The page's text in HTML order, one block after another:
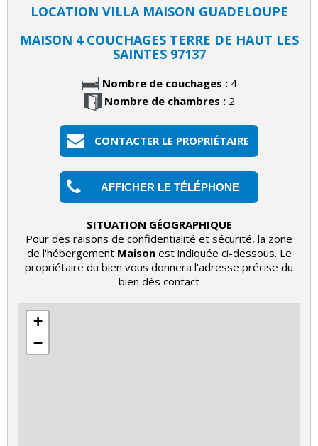
LOCATION VILLA MAISON GUADELOUPE
MAISON 4 COUCHAGES TERRE DE HAUT LES
SAINTES 97137
Nombre de couchages :4
Nombre de chambres :2
CONTACTER LE PROPRIÉTAIRE
AFFICHER LE TÉLÉPHONE
SITUATION GÉOGRAPHIQUE
Pour des raisons de confidentialité et sécurité, la zone
de l'hébergement Maisonest indiquée ci-dessous. Le
propriétaire du bien vous donnera l'adresse précise du
bien dès contact
+
−